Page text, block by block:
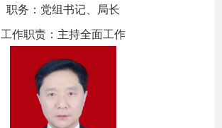
职务：党组书记、局长
工作职责：主持全面工作